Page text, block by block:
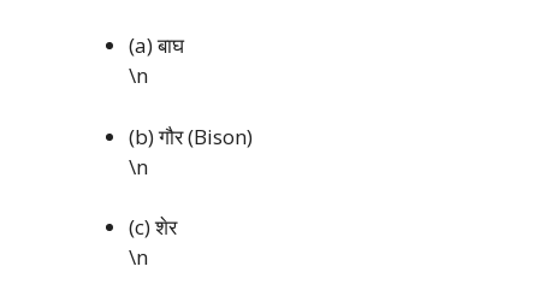
(a) बाघ
\n
(b) गौर (Bison)
\n
(c) शेर
\n